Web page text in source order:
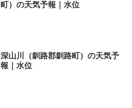
町）の天気予報｜水位
深山川（釧路郡釧路町）の天気予
報｜水位